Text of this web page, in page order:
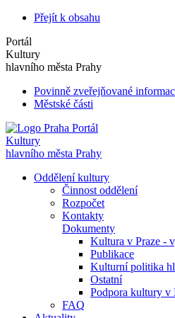
Přejít k obsahu
Portál
Kultury
hlavního města Prahy
Povinně zveřejňované
Městské části
Portál
Kultury
hlavního města Prahy
Oddělení kultury
Činnost oddělení
Rozpočet
Kontakty
Dokumenty
Kultura v Praze -
Publikace
Kulturní politika
Ostatní
Podpora kultury v
FAQ